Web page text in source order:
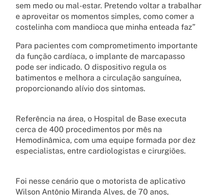
sem medo ou mal-estar. Pretendo voltar a trabalhar
e aproveitar os momentos simples, como comer a
costelinha com mandioca que minha enteada faz”
Para pacientes com comprometimento importante
da função cardíaca, o implante de marcapasso
pode ser indicado. O dispositivo regula os
batimentos e melhora a circulação sanguínea,
proporcionando alívio dos sintomas.
Referência na área, o Hospital de Base executa
cerca de 400 procedimentos por mês na
Hemodinâmica, com uma equipe formada por dez
especialistas, entre cardiologistas e cirurgiões.
Foi nesse cenário que o motorista de aplicativo
Wilson Antônio Miranda Alves, de 70 anos,